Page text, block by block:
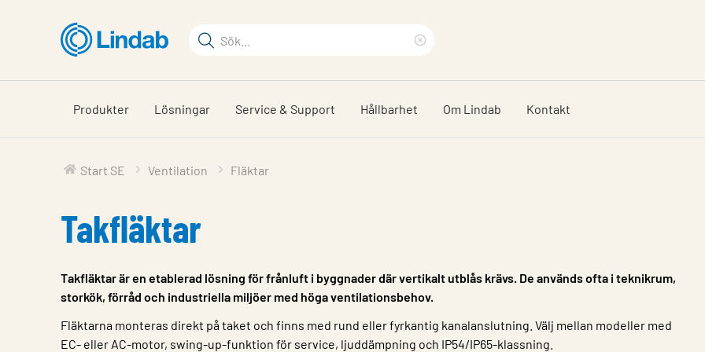
huvudinnehållet
Sökord
på
sajten
sökfras
Produkter Lösningar Service & Support Hållbarhet Om Lindab Kontakt
Start SE Ventilation Fläktar
Takfläktar
Takfläktar är en etablerad lösning för frånluft i byggnader där vertikalt utblås krävs. De används ofta i teknikrum,
storkök, förråd och industriella miljöer med höga ventilationsbehov.
Fläktarna monteras direkt på taket och finns med rund eller fyrkantig kanalanslutning. Välj mellan modeller med
EC- eller AC-motor, swing-up-funktion för service, ljuddämpning och IP54/IP65-klassning.